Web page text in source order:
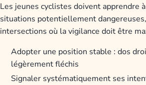
Les jeunes cyclistes doivent apprendre
situations potentiellement
intersections où la vigilance doit être
Adopter une position stable : dos
légèrement fléchis
Signaler systématiquement ses